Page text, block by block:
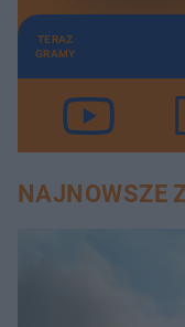
TERAZ
GRAMY
NAJNOWSZE